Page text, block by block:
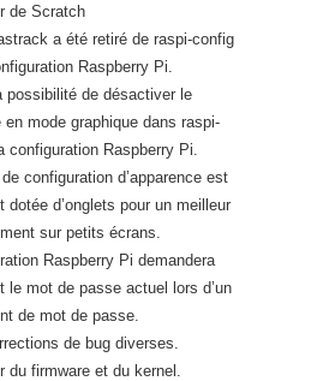
de Scratch
a été retiré de raspi-config
Raspberry Pi.
possibilité de désactiver le
en mode graphique dans raspi-
configuration Raspberry Pi.
de configuration d’apparence est
dotée d’onglets pour un meilleur
sur petits écrans.
Raspberry Pi demandera
le mot de passe actuel lors d’un
de mot de passe.
de bug diverses.
du firmware et du kernel.